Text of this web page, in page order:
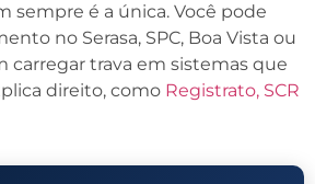
sempre é a única. Você pode
no Serasa, SPC, Boa Vista ou
carregar trava em sistemas que
direito, como Registrato, SCR